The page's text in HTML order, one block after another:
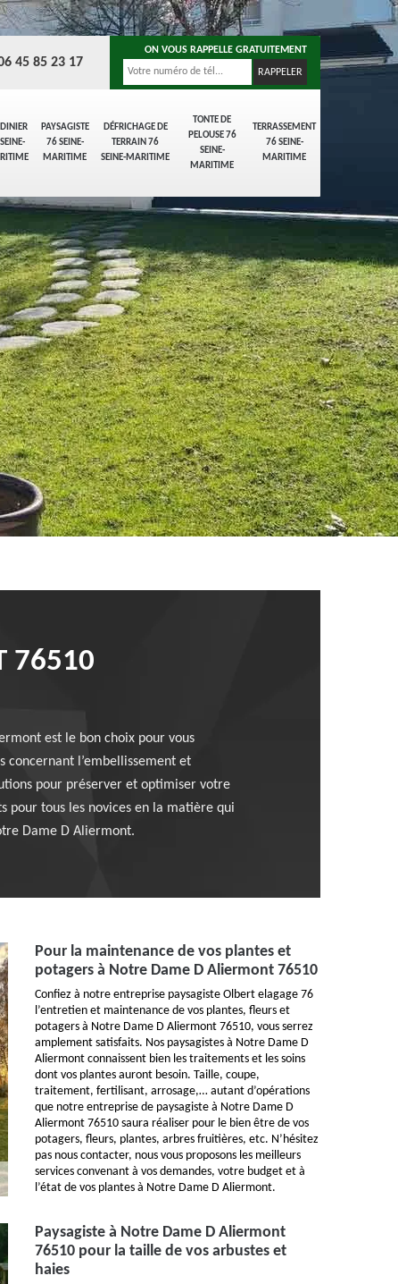
PAYSAGISTE
76 SEINE-
MARITIME
DÉFRICHAGE DE
TERRAIN 76
SEINE-MARITIME
TONTE DE
PELOUSE 76
SEINE-
MARITIME
TERRASSEMENT
76 SEINE-
MARITIME
45 85 23 17
ON VOUS RAPPELLE GRATUITEMENT
76510
est le bon choix pour vous
concernant l’embellissement et
pour préserver et optimiser votre
pour tous les novices en la matière qui
Dame D Aliermont.
Pour la maintenance de vos plantes et
potagers à Notre Dame D Aliermont 76510
Confiez à notre entreprise paysagiste Olbert elagage 76
l’entretien et maintenance de vos plantes, fleurs et
potagers à Notre Dame D Aliermont 76510, vous serrez
amplement satisfaits. Nos paysagistes à Notre Dame D
Aliermont connaissent bien les traitements et les soins
dont vos plantes auront besoin. Taille, coupe,
traitement, fertilisant, arrosage,… autant d’opérations
que notre entreprise de paysagiste à Notre Dame D
Aliermont 76510 saura réaliser pour le bien être de vos
potagers, fleurs, plantes, arbres fruitières, etc. N’hésitez
pas nous contacter, nous vous proposons les meilleurs
services convenant à vos demandes, votre budget et à
l’état de vos plantes à Notre Dame D Aliermont.
Paysagiste à Notre Dame D Aliermont
76510 pour la taille de vos arbustes et
haies